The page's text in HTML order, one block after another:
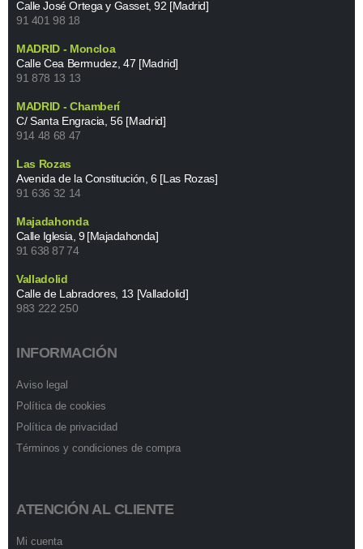
Calle José Ortega y Gasset, 92 [Madrid]
91 401 98 18
MADRID - Moncloa
Calle Cea Bermudez, 47 [Madrid]
91 878 13 13
MADRID - Chamberí
C/ Santa Engracia, 56 [Madrid]
914 48 68 47
Las Rozas
Avenida de la Constitución, 6 [Las Rozas]
91 636 32 14
Majadahonda
Calle Iglesia, 9 [Majadahonda]
91 638 87 74
Valladolid
Calle de Labradores, 13 [Valladolid]
983 222 250
INFORMACIÓN
Aviso legal
Política de cookies
Política de privacidad
Términos y condiciones de compra
ATENCIÓN AL CLIENTE
Mi cuenta